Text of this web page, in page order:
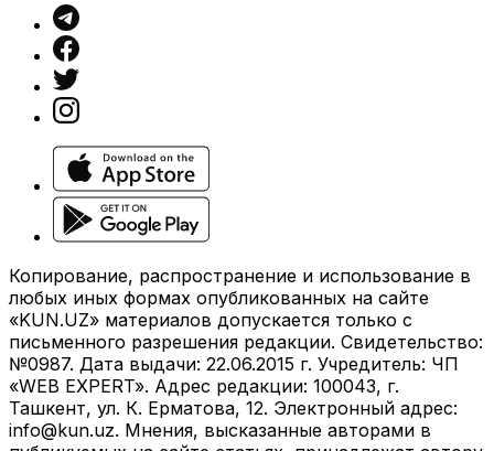
Копирование, распространение и использование в
любых иных формах опубликованных на сайте
«KUN.UZ» материалов допускается только с
письменного разрешения редакции. Свидетельство:
№0987. Дата выдачи: 22.06.2015 г. Учредитель: ЧП
«WEB EXPERT». Адрес редакции: 100043, г.
Ташкент, ул. К. Ерматова, 12. Электронный адрес:
info@kun.uz. Мнения, высказанные авторами в